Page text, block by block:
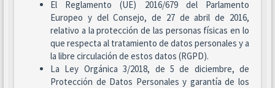
El Reglamento (UE) 2016/679 del Parlamento
Europeo y del Consejo, de 27 de abril de 2016,
relativo a la protección de las personas físicas en lo
que respecta al tratamiento de datos personales y a
la libre circulación de estos datos (RGPD).
La Ley Orgánica 3/2018, de 5 de diciembre, de
Protección de Datos Personales y garantía de los